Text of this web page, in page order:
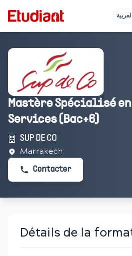
العربية
Mastère Spécialisé
Services (Bac+6)
SUP DE CO
Marrakech
Contacter
Détails de la